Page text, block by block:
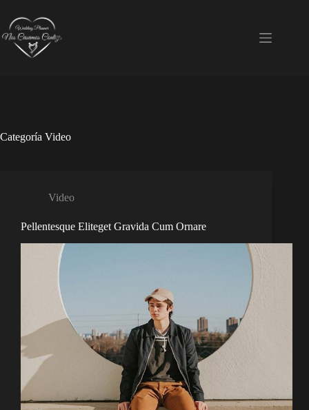
contenido
Categoría Video
Video
Pellentesque Eliteget Gravida Cum Ornare